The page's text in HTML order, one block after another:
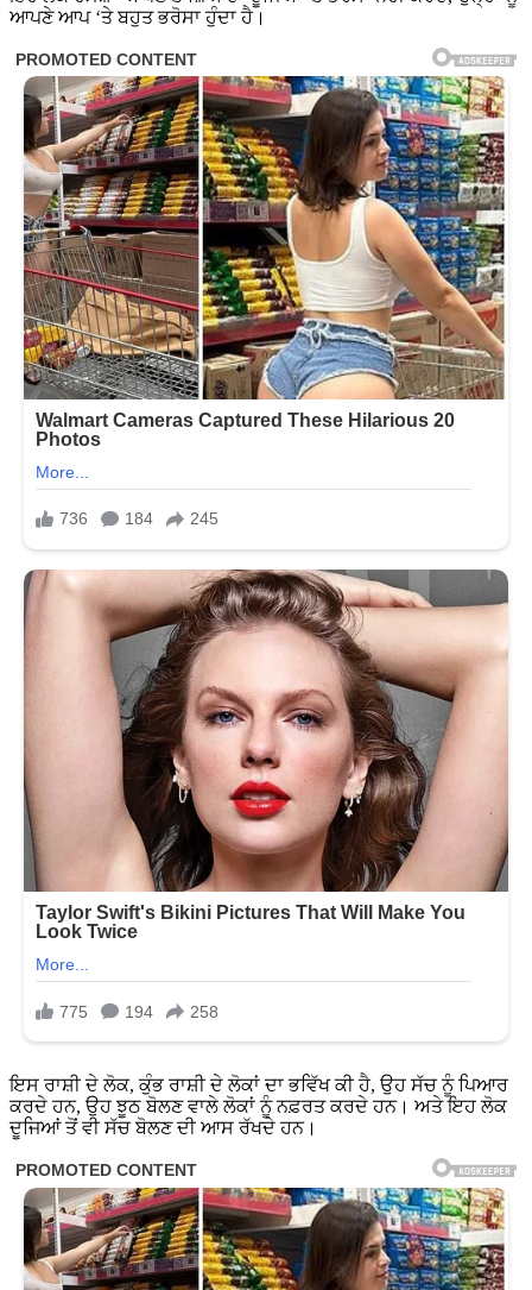
ਆਪਣੇ ਆਪ ‘ਤੇ ਬਹੁਤ ਭਰੋਸਾ ਹੁੰਦਾ ਹੈ।
ਇਸ ਰਾਸ਼ੀ ਦੇ ਲੋਕ, ਕੁੰਭ ਰਾਸ਼ੀ ਦੇ ਲੋਕਾਂ ਦਾ ਭਵਿੱਖ ਕੀ ਹੈ, ਉਹ ਸੱਚ ਨੂੰ ਪਿਆਰ
ਕਰਦੇ ਹਨ, ਉਹ ਝੂਠ ਬੋਲਣ ਵਾਲੇ ਲੋਕਾਂ ਨੂੰ ਨਫ਼ਰਤ ਕਰਦੇ ਹਨ। ਅਤੇ ਇਹ ਲੋਕ
ਦੂਜਿਆਂ ਤੋਂ ਵੀ ਸੱਚ ਬੋਲਣ ਦੀ ਆਸ ਰੱਖਦੇ ਹਨ।